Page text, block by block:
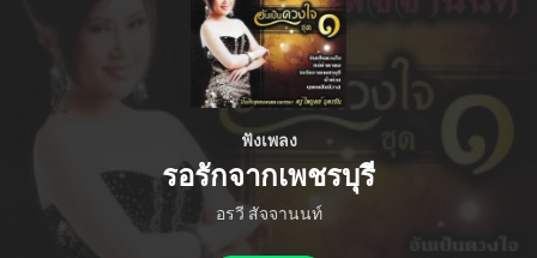
ฟังเพลง
รอรักจากเพชรบุรี
อรวี สัจจานนท์